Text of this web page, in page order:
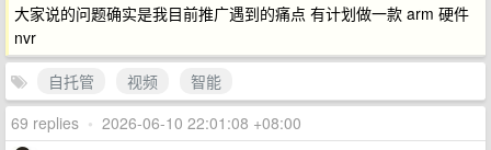
大家说的问题确实是我目前推广遇到的痛点 有计划做一款 arm 硬件
nvr
自托管
视频
智能
69 replies • 2026-06-10 22:01:08 +08:00